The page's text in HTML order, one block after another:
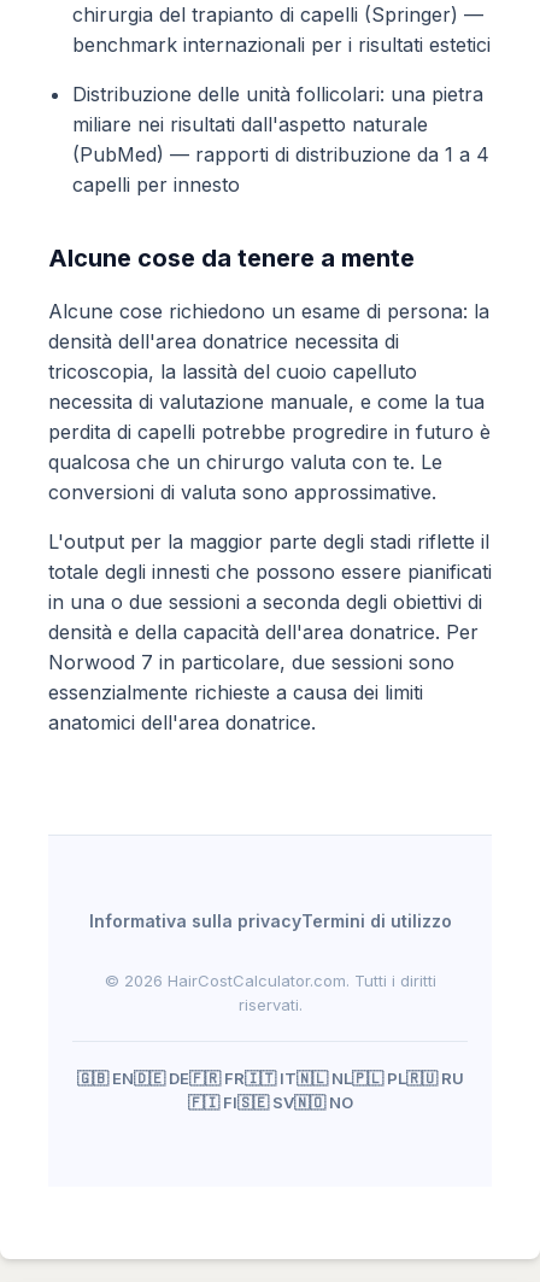
chirurgia del trapianto di capelli (Springer) —
benchmark internazionali per i risultati estetici
Distribuzione delle unità follicolari: una pietra
miliare nei risultati dall'aspetto naturale
(PubMed) — rapporti di distribuzione da 1 a 4
capelli per innesto
Alcune cose da tenere a mente
Alcune cose richiedono un esame di persona: la
densità dell'area donatrice necessita di
tricoscopia, la lassità del cuoio capelluto
necessita di valutazione manuale, e come la tua
perdita di capelli potrebbe progredire in futuro è
qualcosa che un chirurgo valuta con te. Le
conversioni di valuta sono approssimative.
L'output per la maggior parte degli stadi riflette il
totale degli innesti che possono essere pianificati
in una o due sessioni a seconda degli obiettivi di
densità e della capacità dell'area donatrice. Per
Norwood 7 in particolare, due sessioni sono
essenzialmente richieste a causa dei limiti
anatomici dell'area donatrice.
Informativa sulla privacyTermini di utilizzo
© 2026 HairCostCalculator.com. Tutti i diritti
riservati.
🇬🇧 EN🇩🇪 DE🇫🇷 FR🇮🇹 IT🇳🇱 NL🇵🇱 PL🇷🇺 RU
🇫🇮 FI🇸🇪 SV🇳🇴 NO